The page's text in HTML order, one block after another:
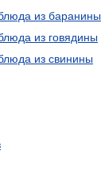
из баранины
из говядины
из свинины